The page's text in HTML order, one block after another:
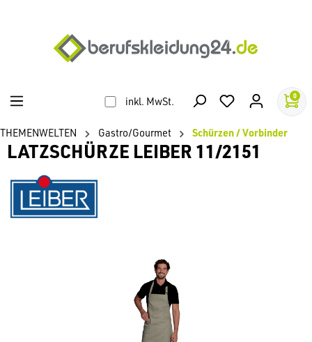
inkl. MwSt. 0
THEMENWELTEN Gastro/Gourmet Schürzen / Vorbinder
LATZSCHÜRZE LEIBER 11/2151